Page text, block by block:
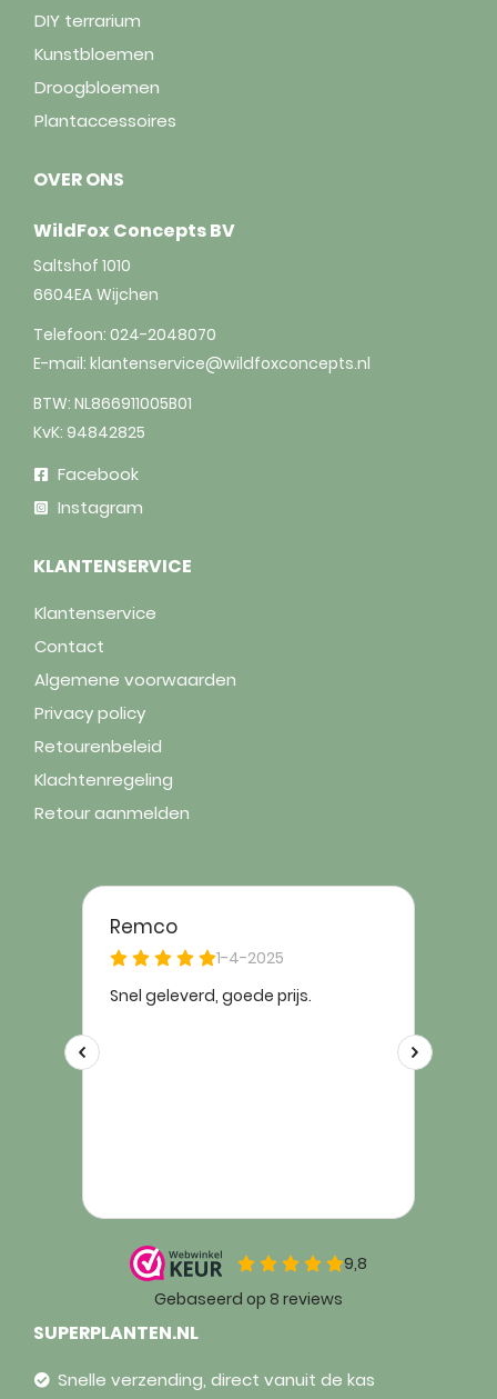
DIY terrarium
Kunstbloemen
Droogbloemen
Plantaccessoires
OVER ONS
WildFox Concepts BV
Saltshof 1010
6604EA Wijchen
Telefoon: 024-2048070
E-mail: klantenservice@wildfoxconcepts.nl
BTW: NL866911005B01
KvK: 94842825
Facebook
Instagram
KLANTENSERVICE
Klantenservice
Contact
Algemene voorwaarden
Privacy policy
Retourenbeleid
Klachtenregeling
Retour aanmelden
SUPERPLANTEN.NL
Snelle verzending, direct vanuit de kas